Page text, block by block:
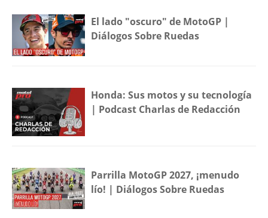
El lado "oscuro" de MotoGP |
Diálogos Sobre Ruedas
Honda: Sus motos y su tecnología
| Podcast Charlas de Redacción
Parrilla MotoGP 2027, ¡menudo
lío! | Diálogos Sobre Ruedas